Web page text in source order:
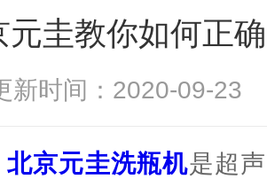
元圭教你如何正
新时间：2020-09-
北京元圭洗瓶机是超